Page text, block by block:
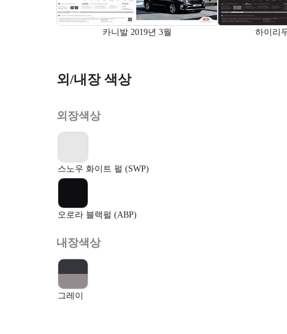
카니발 2019년 3월 하이리
외/내장 색상
외장색상
스노우 화이트 펄 (SWP)
오로라 블랙펄 (ABP)
내장색상
그레이